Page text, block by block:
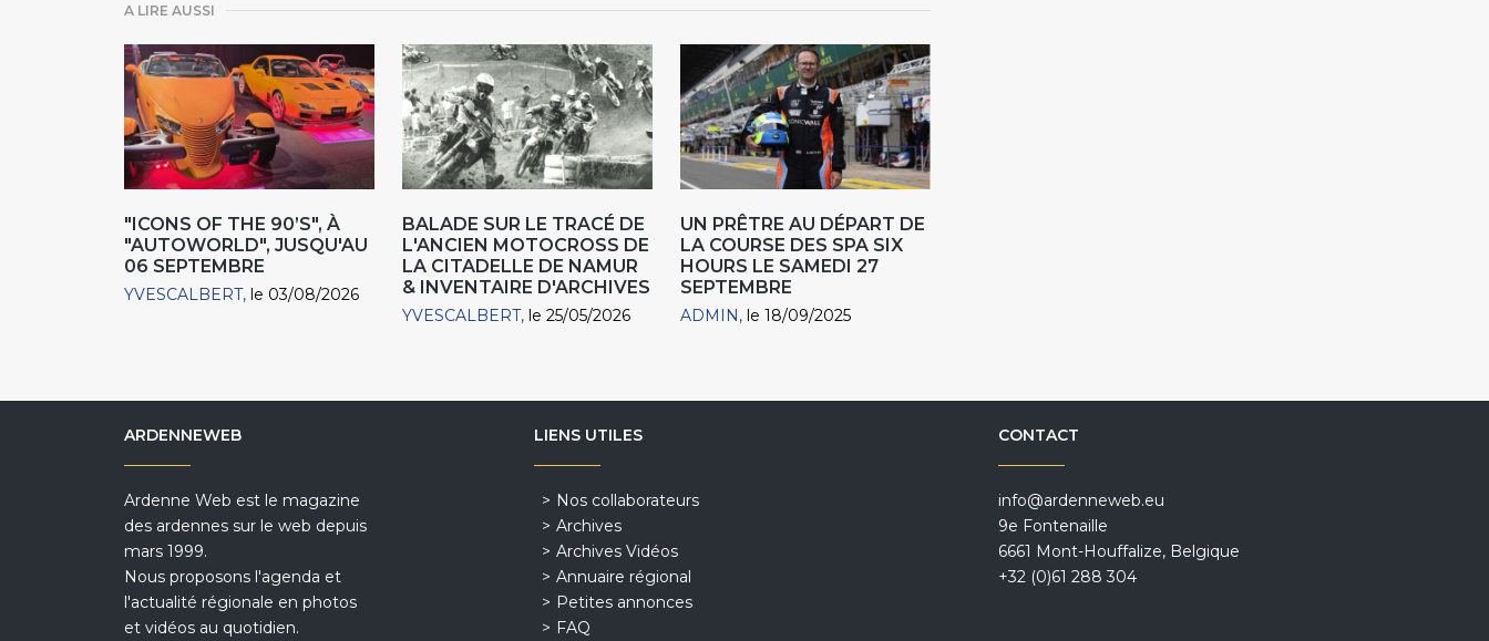
A LIRE AUSSI
"ICONS OF THE 90’S", À
"AUTOWORLD", JUSQU'AU
06 SEPTEMBRE
YVESCALBERT le 03/08/2026
BALADE SUR LE TRACÉ DE
L'ANCIEN MOTOCROSS DE
LA CITADELLE DE NAMUR
& INVENTAIRE D'ARCHIVES
YVESCALBERT le 25/05/2026
UN PRÊTRE AU DÉPART DE
LA COURSE DES SPA SIX
HOURS LE SAMEDI 27
SEPTEMBRE
ADMIN le 18/09/2025
ARDENNEWEB
Ardenne Web est le magazine
des ardennes sur le web depuis
mars 1999.
Nous proposons l'agenda et
l'actualité régionale en photos
et vidéos au quotidien.
LIENS UTILES
Nos collaborateurs
Archives
Archives Vidéos
Annuaire régional
Petites annonces
FAQ
CONTACT
info@ardenneweb.eu
9e Fontenaille
6661 Mont-Houffalize, Belgique
+32 (0)61 288 304